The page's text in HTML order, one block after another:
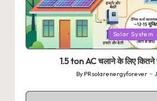
Posted
in
Solar System
1.5 ton AC चलाने के लिए कितने
Posted
By PRsolarenergyforever